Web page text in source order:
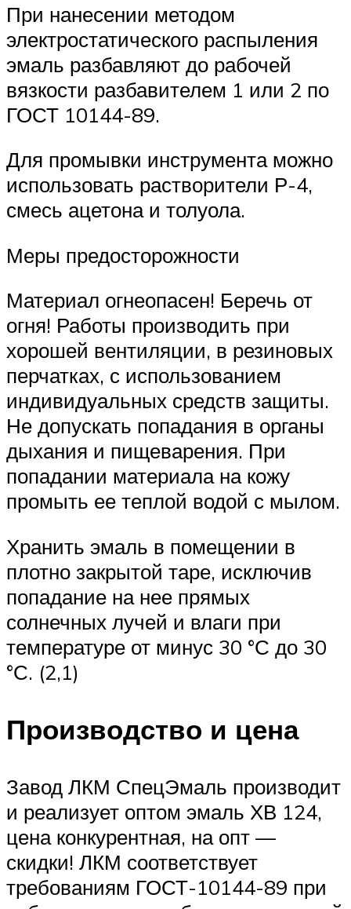
При нанесении методом
электростатического распыления
эмаль разбавляют до рабочей
вязкости разбавителем 1 или 2 по
ГОСТ 10144-89.
Для промывки инструмента можно
использовать растворители Р-4,
смесь ацетона и толуола.
Меры предосторожности
Материал огнеопасен! Беречь от
огня! Работы производить при
хорошей вентиляции, в резиновых
перчатках, с использованием
индивидуальных средств защиты.
Не допускать попадания в органы
дыхания и пищеварения. При
попадании материала на кожу
промыть ее теплой водой с мылом.
Хранить эмаль в помещении в
плотно закрытой таре, исключив
попадание на нее прямых
солнечных лучей и влаги при
температуре от минус 30 °С до 30
°С. (2,1)
Производство и цена
Завод ЛКМ СпецЭмаль производит
и реализует оптом эмаль ХВ 124,
цена конкурентная, на опт —
скидки! ЛКМ соответствует
требованиям ГОСТ-10144-89 при